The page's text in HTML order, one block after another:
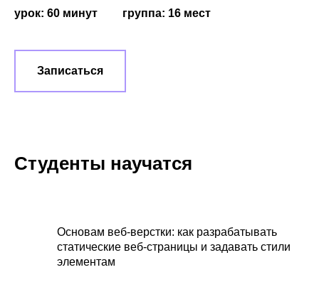
урок: 60 минут группа: 16 мест
Записаться
Студенты научатся
Основам веб-верстки: как разрабатывать
статические веб-страницы и задавать стили
элементам